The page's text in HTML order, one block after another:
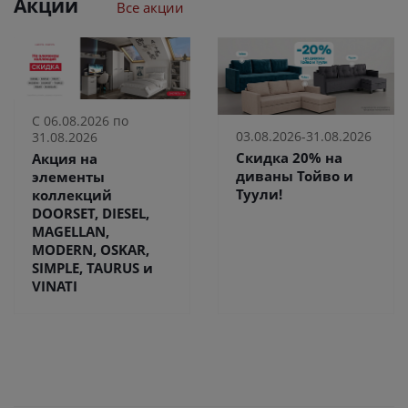
Акции Все акции
С 06.08.2026 по
31.08.2026
Акция на
элементы
коллекций
DOORSET, DIESEL,
MAGELLAN,
MODERN, OSKAR,
SIMPLE, TAURUS и
VINATI
03.08.2026-31.08.2026
Скидка 20% на
диваны Тойво и
Туули!